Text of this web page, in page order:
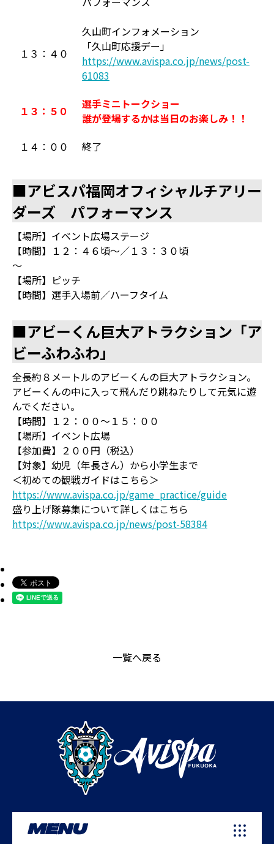
１３：４０
久山町インフォメーション
「久山町応援デー」
https://www.avispa.co.jp/news/post-
61083
１３：５０
選手ミニトークショー
誰が登場するかは当日のお楽しみ！！
１４：００
終了
■アビスパ福岡オフィシャルチアリー
ダーズ パフォーマンス
【場所】イベント広場ステージ
【時間】１２：４６頃～／１３：３０頃
～
【場所】ピッチ
【時間】選手入場前／ハーフタイム
■アビーくん巨大アトラクション「ア
ビーふわふわ」
全長約８メートルのアビーくんの巨大アトラクション。
アビーくんの中に入って飛んだり跳ねたりして元気に遊
んでください。
【時間】１２：００～１５：００
【場所】イベント広場
【参加費】２００円（税込）
【対象】幼児（年長さん）から小学生まで
＜初めての観戦ガイドはこちら＞
https://www.avispa.co.jp/game_practice/guide
盛り上げ隊募集について詳しくはこちら
https://www.avispa.co.jp/news/post-58384
一覧へ戻る
MENU